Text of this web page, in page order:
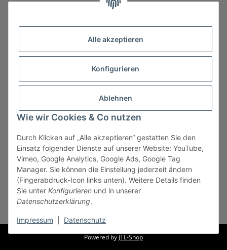
Alle akzeptieren
Konfigurieren
Ablehnen
Wie wir Cookies & Co nutzen
Durch Klicken auf „Alle akzeptieren“ gestatten Sie den
Einsatz folgender Dienste auf unserer Website: YouTube,
Vimeo, Google Analytics, Google Ads, Google Tag
Manager. Sie können die Einstellung jederzeit ändern
(Fingerabdruck-Icon links unten). Weitere Details finden
Sie unter Konfigurieren und in unserer
Datenschutzerklärung.
Impressum Datenschutz
Vertrag widerrufen
* Alle Preise zzgl. gesetzlicher USt., zzgl.
Powered by JTL-Shop